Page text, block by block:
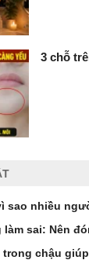
3 chỗ
sao nhiều
sai: Nên
chậu